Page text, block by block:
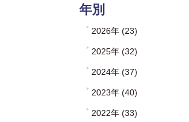
年別
2026年 (23)
2025年 (32)
2024年 (37)
2023年 (40)
2022年 (33)